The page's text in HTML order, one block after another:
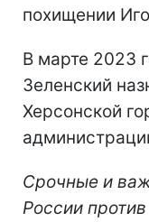
похищении
В марте 2023
Зеленский
Херсонской
Срочные и
России